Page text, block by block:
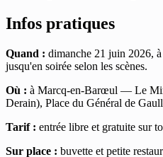
Infos pratiques
Quand : dimanche 21 juin 2026,
jusqu'en soirée selon les scènes.
Où : à Marcq-en-Barœul — Le
Derain), Place du Général de
Tarif : entrée libre et gratuite sur
Sur place : buvette et petite